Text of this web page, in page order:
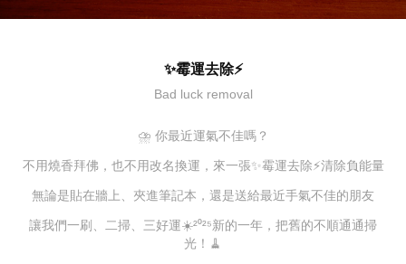
✨霉運去除⚡
Bad luck removal
⛈︎ 你最近運氣不佳嗎？
不用燒香拜佛，也不用改名換運，來一張✨霉運去除⚡清除負能量
無論是貼在牆上、夾進筆記本，還是送給最近手氣不佳的朋友
讓我們一刷、二掃、三好運☀️²⁰²⁵新的一年，把舊的不順通通掃
光！🧹